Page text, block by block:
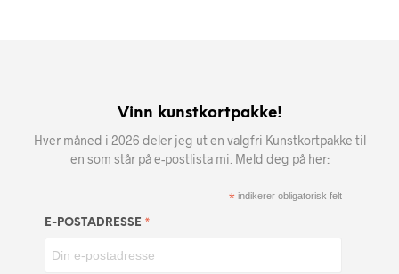
Vinn kunstkortpakke!
Hver måned i 2026 deler jeg ut en valgfri Kunstkortpakke til
en som står på e-postlista mi. Meld deg på her:
* indikerer obligatorisk felt
E-POSTADRESSE *